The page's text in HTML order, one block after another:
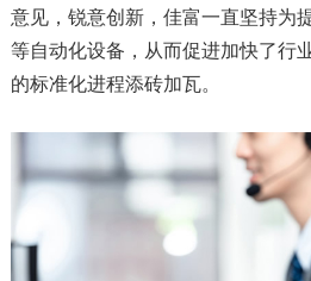
意见，锐意创新，佳富一直坚持为
等自动化设备，从而促进加快了行
的标准化进程添砖加瓦。